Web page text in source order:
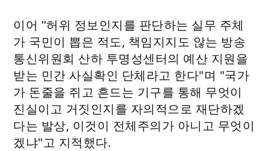
이어 "허위 정보인지를 판단하는 실무 주체
가 국민이 뽑은 적도, 책임지지도 않는 방송
통신위원회 산하 투명성센터의 예산 지원을
받는 민간 사실확인 단체라고 한다"며 "국가
가 돈줄을 쥐고 흔드는 기구를 통해 무엇이
진실이고 거짓인지를 자의적으로 재단하겠
다는 발상, 이것이 전체주의가 아니고 무엇이
겠냐"고 지적했다.